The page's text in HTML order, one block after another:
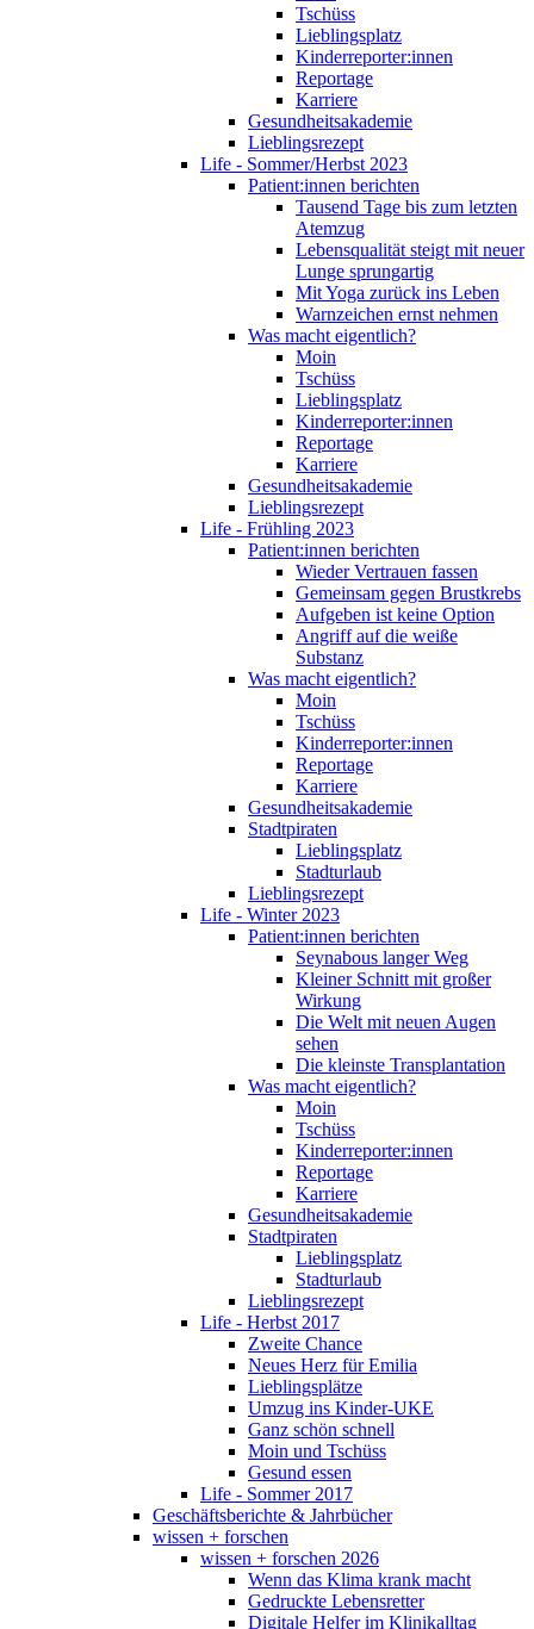
Tschüss
Lieblingsplatz
Kinderreporter:innen
Reportage
Karriere
Gesundheitsakademie
Lieblingsrezept
Life - Sommer/Herbst 2023
Patient:innen berichten
Tausend Tage bis zum letzten
Atemzug
Lebensqualität steigt mit neuer
Lunge sprungartig
Mit Yoga zurück ins Leben
Warnzeichen ernst nehmen
Was macht eigentlich?
Moin
Tschüss
Lieblingsplatz
Kinderreporter:innen
Reportage
Karriere
Gesundheitsakademie
Lieblingsrezept
Life - Frühling 2023
Patient:innen berichten
Wieder Vertrauen fassen
Gemeinsam gegen Brustkrebs
Aufgeben ist keine Option
Angriff auf die weiße
Substanz
Was macht eigentlich?
Moin
Tschüss
Kinderreporter:innen
Reportage
Karriere
Gesundheitsakademie
Stadtpiraten
Lieblingsplatz
Stadturlaub
Lieblingsrezept
Life - Winter 2023
Patient:innen berichten
Seynabous langer Weg
Kleiner Schnitt mit großer
Wirkung
Die Welt mit neuen Augen
sehen
Die kleinste Transplantation
Was macht eigentlich?
Moin
Tschüss
Kinderreporter:innen
Reportage
Karriere
Gesundheitsakademie
Stadtpiraten
Lieblingsplatz
Stadturlaub
Lieblingsrezept
Life - Herbst 2017
Zweite Chance
Neues Herz für Emilia
Lieblingsplätze
Umzug ins Kinder-UKE
Ganz schön schnell
Moin und Tschüss
Gesund essen
Life - Sommer 2017
Geschäftsberichte & Jahrbücher
wissen + forschen
wissen + forschen 2026
Wenn das Klima krank macht
Gedruckte Lebensretter
Digitale Helfer im Klinikalltag